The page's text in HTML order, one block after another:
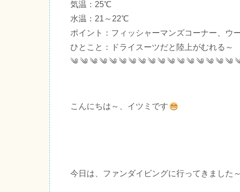
気温：25℃
水温：21～22℃
ポイント：フィッシャーマンズコーナー、ウ
ひとこと：ドライスーツだと陸上がむれる～
༄ ༄ ༄ ༄ ༄ ༄ ༄ ༄ ༄ ༄ ༄ ༄ ༄ ༄ ༄ ༄ ༄
こんにちは～、イツミです
今日は、ファンダイビングに行ってきました～